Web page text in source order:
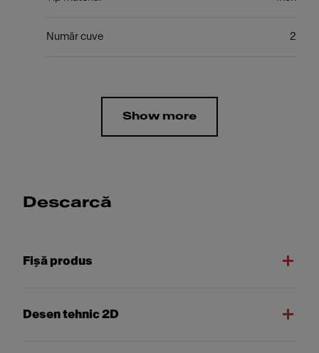
Număr cuve 2
Show more
Descarcă
Fişă produs
Desen tehnic 2D